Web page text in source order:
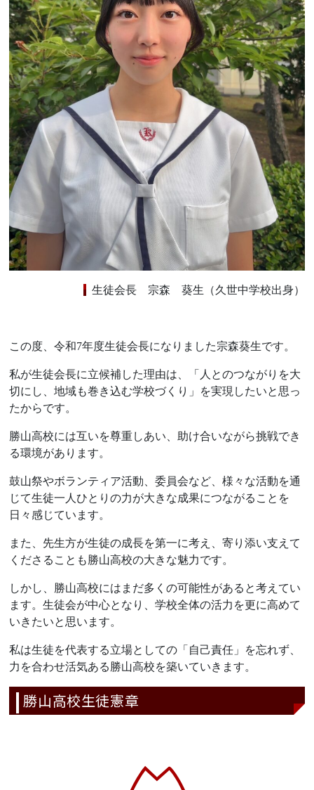
生徒会長 宗森 葵生（久世中学校出身）
この度、令和7年度生徒会長になりました宗森葵生です。
私が生徒会長に立候補した理由は、「人とのつながりを大
切にし、地域も巻き込む学校づくり」を実現したいと思っ
たからです。
勝山高校には互いを尊重しあい、助け合いながら挑戦でき
る環境があります。
鼓山祭やボランティア活動、委員会など、様々な活動を通
じて生徒一人ひとりの力が大きな成果につながることを
日々感じています。
また、先生方が生徒の成長を第一に考え、寄り添い支えて
くださることも勝山高校の大きな魅力です。
しかし、勝山高校にはまだ多くの可能性があると考えてい
ます。生徒会が中心となり、学校全体の活力を更に高めて
いきたいと思います。
私は生徒を代表する立場としての「自己責任」を忘れず、
力を合わせ活気ある勝山高校を築いていきます。
勝山高校生徒憲章